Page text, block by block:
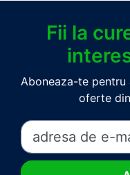
Fii la
Aboneaza-te
oferte